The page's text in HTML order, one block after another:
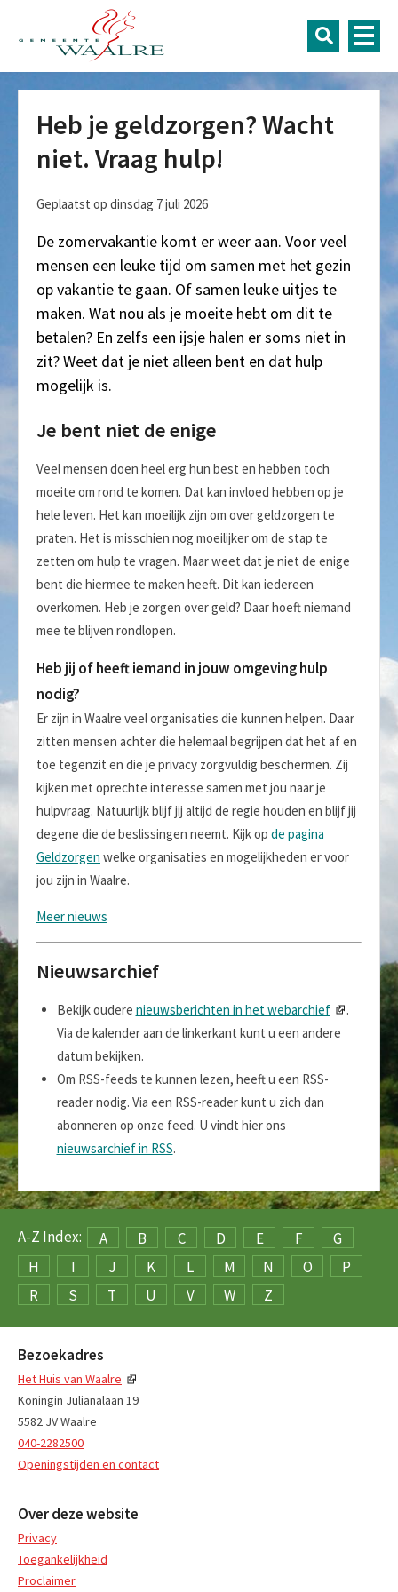
Heb je geldzorgen? Wacht
niet. Vraag hulp!
Geplaatst op dinsdag 7 juli 2026
De zomervakantie komt er weer aan. Voor veel
mensen een leuke tijd om samen met het gezin
op vakantie te gaan. Of samen leuke uitjes te
maken. Wat nou als je moeite hebt om dit te
betalen? En zelfs een ijsje halen er soms niet in
zit? Weet dat je niet alleen bent en dat hulp
mogelijk is.
Je bent niet de enige
Veel mensen doen heel erg hun best en hebben toch
moeite om rond te komen. Dat kan invloed hebben op je
hele leven. Het kan moeilijk zijn om over geldzorgen te
praten. Het is misschien nog moeilijker om de stap te
zetten om hulp te vragen. Maar weet dat je niet de enige
bent die hiermee te maken heeft. Dit kan iedereen
overkomen. Heb je zorgen over geld? Daar hoeft niemand
mee te blijven rondlopen.
Heb jij of heeft iemand in jouw omgeving hulp
nodig?
Er zijn in Waalre veel organisaties die kunnen helpen. Daar
zitten mensen achter die helemaal begrijpen dat het af en
toe tegenzit en die je privacy zorgvuldig beschermen. Zij
kijken met oprechte interesse samen met jou naar je
hulpvraag. Natuurlijk blijf jij altijd de regie houden en blijf jij
degene die de beslissingen neemt. Kijk op de pagina
Geldzorgen welke organisaties en mogelijkheden er voor
jou zijn in Waalre.
Meer nieuws
Nieuwsarchief
Bekijk oudere nieuwsberichten in het webarchief
.
Via de kalender aan de linkerkant kunt u een andere
datum bekijken.
Om RSS-feeds te kunnen lezen, heeft u een RSS-
reader nodig. Via een RSS-reader kunt u zich dan
abonneren op onze feed. U vindt hier ons
nieuwsarchief in RSS.
A-Z Index: A B C D E F
G
H
I J K L M N O
P
R
S T U V W Z
Bezoekadres
Het Huis van Waalre
Koningin Julianalaan 19
5582 JV Waalre
040-2282500
Openingstijden en contact
Over deze website
Privacy
Toegankelijkheid
Proclaimer